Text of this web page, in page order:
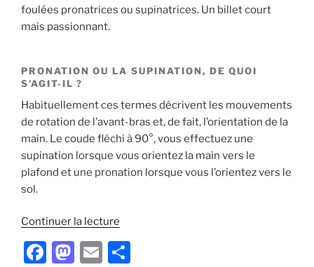
foulées pronatrices ou supinatrices. Un billet court
mais passionnant.
PRONATION OU LA SUPINATION, DE QUOI
S’AGIT-IL ?
Habituellement ces termes décrivent les mouvements
de rotation de l’avant-bras et, de fait, l’orientation de la
main. Le coude fléchi à 90°, vous effectuez une
supination lorsque vous orientez la main vers le
plafond et une pronation lorsque vous l’orientez vers le
sol.
Continuer la lecture
supination…
F
M E